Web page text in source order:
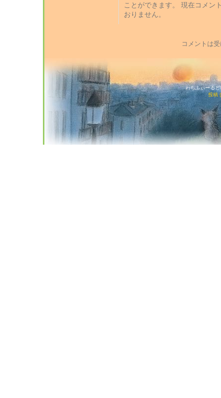
ことができます。 現在コメン
おりません。
コメントは
わちふぃーる
投稿